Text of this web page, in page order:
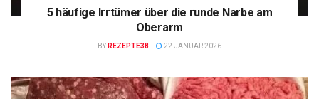
5 häufige Irrtümer über die runde Narbe am
Oberarm
BY REZEPTE38 22 JANUAR 2026